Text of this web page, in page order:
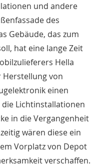
und andere
des
Gebäude, das zum
hat eine lange Zeit
Hella
von
einen
Lichtinstallationen
in die Vergangenheit
wären diese ein
Vorplatz von Depot
verschaffen.